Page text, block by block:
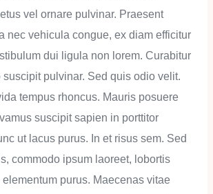
vel ornare pulvinar. Praesent
nec vehicula congue, ex diam efficitur
dui ligula non lorem. Curabitur
suscipit pulvinar. Sed quis odio velit.
tempus rhoncus. Mauris posuere
suscipit sapien in porttitor
ut lacus purus. In et risus sem. Sed
commodo ipsum laoreet, lobortis
elementum purus. Maecenas vitae